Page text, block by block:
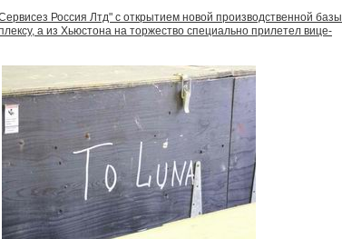
Россия Лтд" с открытием новой производственной базы
а из Хьюстона на торжество специально прилетел вице-